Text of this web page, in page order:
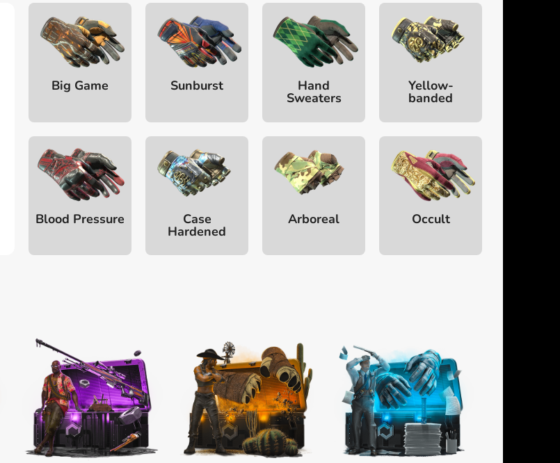
Big Game Sunburst Hand
Sweaters
Yellow-
banded
Blood Pressure Case
Hardened
Arboreal Occult